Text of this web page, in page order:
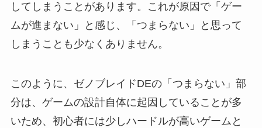
してしまうことがあります。これが原因で「ゲー
ムが進まない」と感じ、「つまらない」と思って
しまうことも少なくありません。
このように、ゼノブレイドDEの「つまらない」部
分は、ゲームの設計自体に起因していることが多
いため、初心者には少しハードルが高いゲームと